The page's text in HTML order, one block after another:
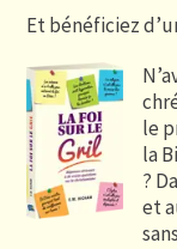
Et bénéficiez
le
la
?
et